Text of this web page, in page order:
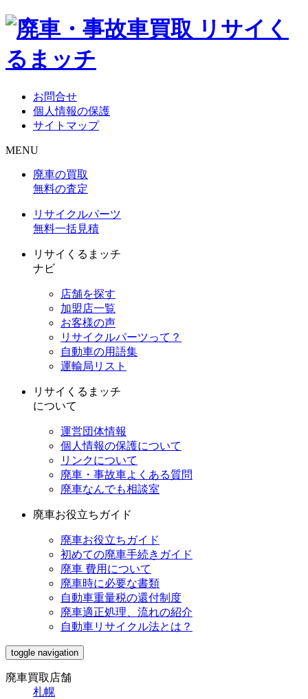
お問合せ
個人情報の保護
サイトマップ
MENU
廃車の買取
無料の査定
リサイクルパーツ
無料一括見積
リサイくるまッチ
ナビ
店舗を探す
加盟店一覧
お客様の声
リサイクルパーツって？
自動車の用語集
運輸局リスト
リサイくるまッチ
について
運営団体情報
個人情報の保護について
リンクについて
廃車・事故車よくある質問
廃車なんでも相談室
廃車お役立ちガイド
廃車お役立ちガイド
初めての廃車手続きガイド
廃車 費用について
廃車時に必要な書類
自動車重量税の還付制度
廃車適正処理、流れの紹介
自動車リサイクル法とは？
toggle navigation
廃車買取店舗
札幌